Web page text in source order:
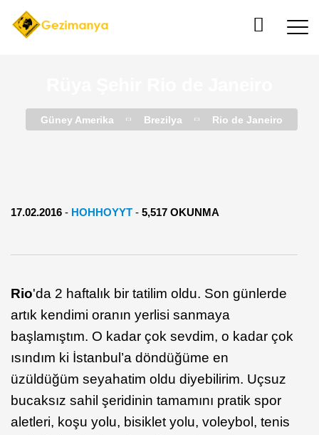
Güney Amerika Brezilya Rio de Janeiro
17.02.2016 - HOHHOYYT - 5,517 OKUNMA
Rio'da 2 haftalık bir tatilim oldu. Son günlerde
artık kendimi oranın yerlisi sanmaya
başlamıştım. O kadar çok sevdim, o kadar çok
ısındım ki İstanbul’a döndüğüme en
üzüldüğüm seyahatim oldu diyebilirim. Uçsuz
bucaksız sahil şeridinin tamamını pratik spor
aletleri, koşu yolu, bisiklet yolu, voleybol, tenis